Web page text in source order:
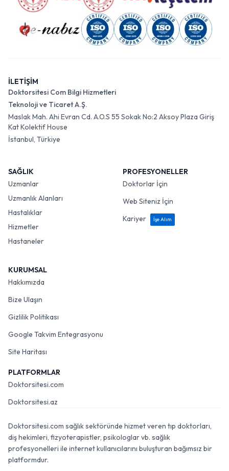
İLETİŞİM
Doktorsitesi Com Bilgi Hizmetleri
Teknoloji ve Ticaret A.Ş.
Maslak Mah. Ahi Evran Cd. A.O.S 55 Sokak No:2 Aksoy Plaza Giriş
Kat Kolektif House
İstanbul, Türkiye
SAĞLIK
Uzmanlar
Uzmanlık Alanları
Hastalıklar
Hizmetler
Hastaneler
PROFESYONELLER
Doktorlar İçin
Web Siteniz İçin
Kariyer
İşe Alım
KURUMSAL
Hakkımızda
Bize Ulaşın
Gizlilik Politikası
Google Takvim Entegrasyonu
Site Haritası
PLATFORMLAR
Doktorsitesi.com
Doktorsitesi.az
Doktorsitesi.com sağlık sektöründe hizmet veren tıp doktorları,
diş hekimleri, fizyoterapistler, psikologlar vb. sağlık
profesyonelleri ile internet kullanıcılarını buluşturan bağımsız bir
platformdur.